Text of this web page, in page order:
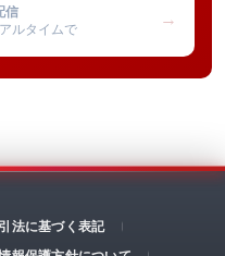
信
ルタイムで
→
法に基づく表記